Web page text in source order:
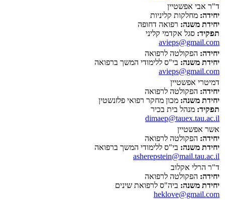
ד"ר אבי אפשטיין
יחידה: מחלקות קליניות
יחידת משנה: רפואה דחופה
תפקיד: סגל אקדמי קליני
avieps@gmail.com
יחידה: הפקולטה לרפואה
יחידת משנה: בי"ס ללימודי המשך ברפואה
avieps@gmail.com
דמיטרי אפשטיין
יחידה: הפקולטה לרפואה
יחידת משנה: מכון מחקר רפואי פלזנשטין
תפקיד: מנהל בית בכיר
dimaep@tauex.tau.ac.il
אשר אפשטיין
יחידה: הפקולטה לרפואה
יחידת משנה: בי"ס ללימודי המשך ברפואה
asherepstein@mail.tau.ac.il
ד"ר הרלי אקלוב
יחידה: הפקולטה לרפואה
יחידת משנה: ביה"ס לרפואת שינים
heklove@gmail.com